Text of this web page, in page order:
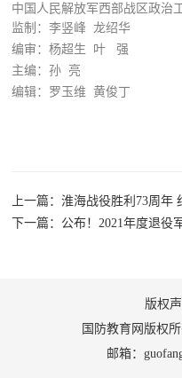
中国人民解放军西部战区政治
监制：李竖峰 龙绍华
编审：杨超生 叶 强
主编：孙 亮
编辑：罗玉维 黄俊丁
上一篇：淮海战役胜利73周年
下一篇：公布！2021年度退役
版权
国防教育网版权
邮箱：